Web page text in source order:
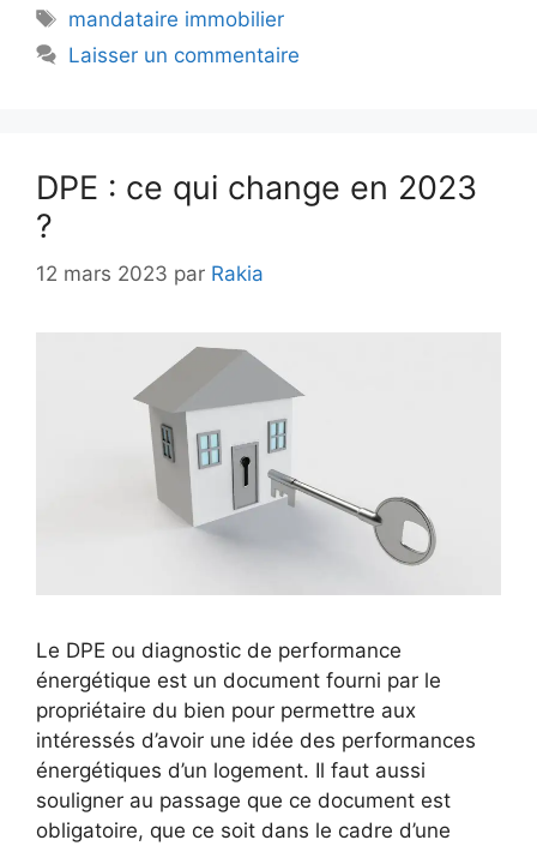
Étiquettes
mandataire immobilier
Laisser un commentaire
DPE : ce qui change en 2023
?
12 mars 2023 par Rakia
Le DPE ou diagnostic de performance
énergétique est un document fourni par le
propriétaire du bien pour permettre aux
intéressés d’avoir une idée des performances
énergétiques d’un logement. Il faut aussi
souligner au passage que ce document est
obligatoire, que ce soit dans le cadre d’une